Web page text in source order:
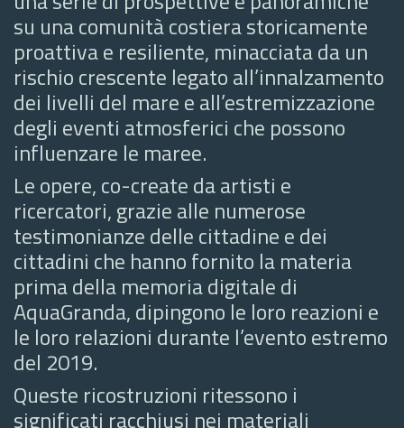
su una comunità costiera storicamente
proattiva e resiliente, minacciata da un
rischio crescente legato all’innalzamento
dei livelli del mare e all’estremizzazione
degli eventi atmosferici che possono
influenzare le maree.
Le opere, co-create da artisti e
ricercatori, grazie alle numerose
testimonianze delle cittadine e dei
cittadini che hanno fornito la materia
prima della memoria digitale di
AquaGranda, dipingono le loro reazioni e
le loro relazioni durante l’evento estremo
del 2019.
Queste ricostruzioni ritessono i
significati racchiusi nei materiali